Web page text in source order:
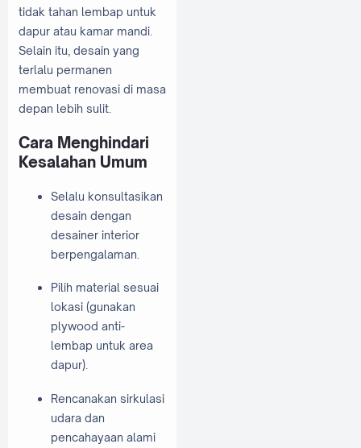
tidak tahan lembap untuk
dapur atau kamar mandi.
Selain itu, desain yang
terlalu permanen
membuat renovasi di masa
depan lebih sulit.
Cara Menghindari
Kesalahan Umum
Selalu konsultasikan
desain dengan
desainer interior
berpengalaman.
Pilih material sesuai
lokasi (gunakan
plywood anti-
lembap untuk area
dapur).
Rencanakan sirkulasi
udara dan
pencahayaan alami